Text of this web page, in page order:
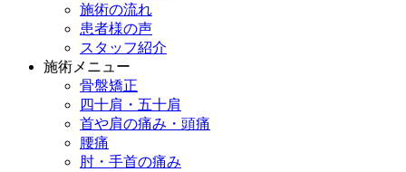
施術の流れ
患者様の声
スタッフ紹介
施術メニュー
骨盤矯正
四十肩・五十肩
首や肩の痛み・頭痛
腰痛
肘・手首の痛み